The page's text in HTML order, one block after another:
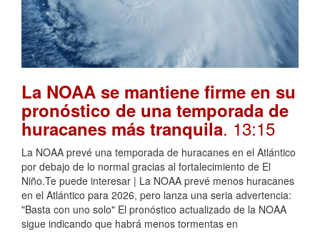
La NOAA se mantiene firme en su
pronóstico de una temporada de
huracanes más tranquila. 13:15
La NOAA prevé una temporada de huracanes en el Atlántico
por debajo de lo normal gracias al fortalecimiento de El
Niño.Te puede interesar | La NOAA prevé menos huracanes
en el Atlántico para 2026, pero lanza una seria advertencia:
"Basta con uno solo" El pronóstico actualizado de la NOAA
sigue indicando que habrá menos tormentas en